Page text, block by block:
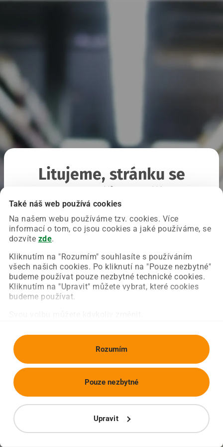
Také náš web používá cookies
Na našem webu používáme tzv. cookies. Více
informací o tom, co jsou cookies a jaké používáme, se
dozvíte zde.
Kliknutím na "Rozumím" souhlasíte s používáním
všech našich cookies. Po kliknutí na "Pouze nezbytné"
budeme používat pouze nezbytné technické cookies.
Kliknutím na "Upravit" můžete vybrat, které cookies
budeme používat.
Rozumím
Upravit
Pouze nezbytné
Litujeme, stránku se
Chyba nastala na naší straně a už ji opravujeme.
Zkuste prosím znovu načíst požadovanou stránku.
Obnovit stránku Úvodní strana